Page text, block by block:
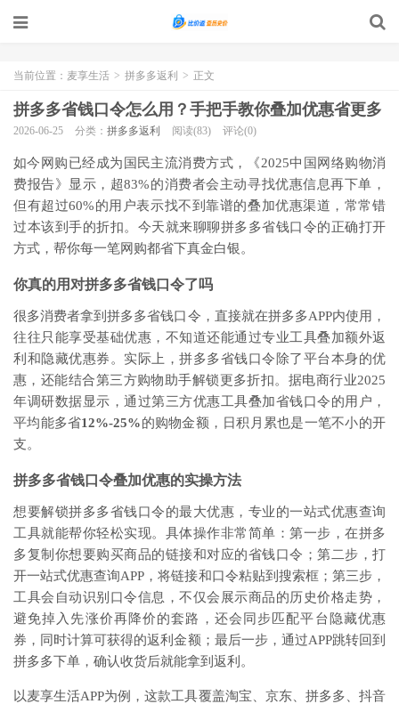
当前位置： 麦享生活 > 拼多多返利 > 正文
拼多多省钱口令怎么用？手把手教你叠加优惠省更多
2026-06-25 分类： 拼多多返利 阅读(83) 评论(0)
如今网购已经成为国民主流消费方式，《2025中国网络购物消
费报告》显示，超83%的消费者会主动寻找优惠信息再下单，
但有超过60%的用户表示找不到靠谱的叠加优惠渠道，常常错
过本该到手的折扣。今天就来聊聊拼多多省钱口令的正确打开
方式，帮你每一笔网购都省下真金白银。
你真的用对拼多多省钱口令了吗
很多消费者拿到拼多多省钱口令，直接就在拼多多APP内使用，
往往只能享受基础优惠，不知道还能通过专业工具叠加额外返
利和隐藏优惠券。实际上，拼多多省钱口令除了平台本身的优
惠，还能结合第三方购物助手解锁更多折扣。据电商行业2025
年调研数据显示，通过第三方优惠工具叠加省钱口令的用户，
平均能多省12%-25%的购物金额，日积月累也是一笔不小的开
支。
拼多多省钱口令叠加优惠的实操方法
想要解锁拼多多省钱口令的最大优惠，专业的一站式优惠查询
工具就能帮你轻松实现。具体操作非常简单：第一步，在拼多
多复制你想要购买商品的链接和对应的省钱口令；第二步，打
开一站式优惠查询APP，将链接和口令粘贴到搜索框；第三步，
工具会自动识别口令信息，不仅会展示商品的历史价格走势，
避免掉入先涨价再降价的套路，还会同步匹配平台隐藏优惠
券，同时计算可获得的返利金额；最后一步，通过APP跳转回到
拼多多下单，确认收货后就能拿到返利。
以麦享生活APP为例，这款工具覆盖淘宝、京东、拼多多、抖音